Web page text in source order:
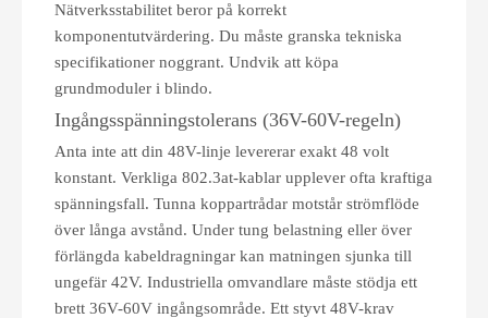
Nätverksstabilitet beror på korrekt
komponentutvärdering. Du måste granska tekniska
specifikationer noggrant. Undvik att köpa
grundmoduler i blindo.
Ingångsspänningstolerans (36V-60V-regeln)
Anta inte att din 48V-linje levererar exakt 48 volt
konstant. Verkliga 802.3at-kablar upplever ofta kraftiga
spänningsfall. Tunna koppartrådar motstår strömflöde
över långa avstånd. Under tung belastning eller över
förlängda kabeldragningar kan matningen sjunka till
ungefär 42V. Industriella omvandlare måste stödja ett
brett 36V-60V ingångsområde. Ett styvt 48V-krav